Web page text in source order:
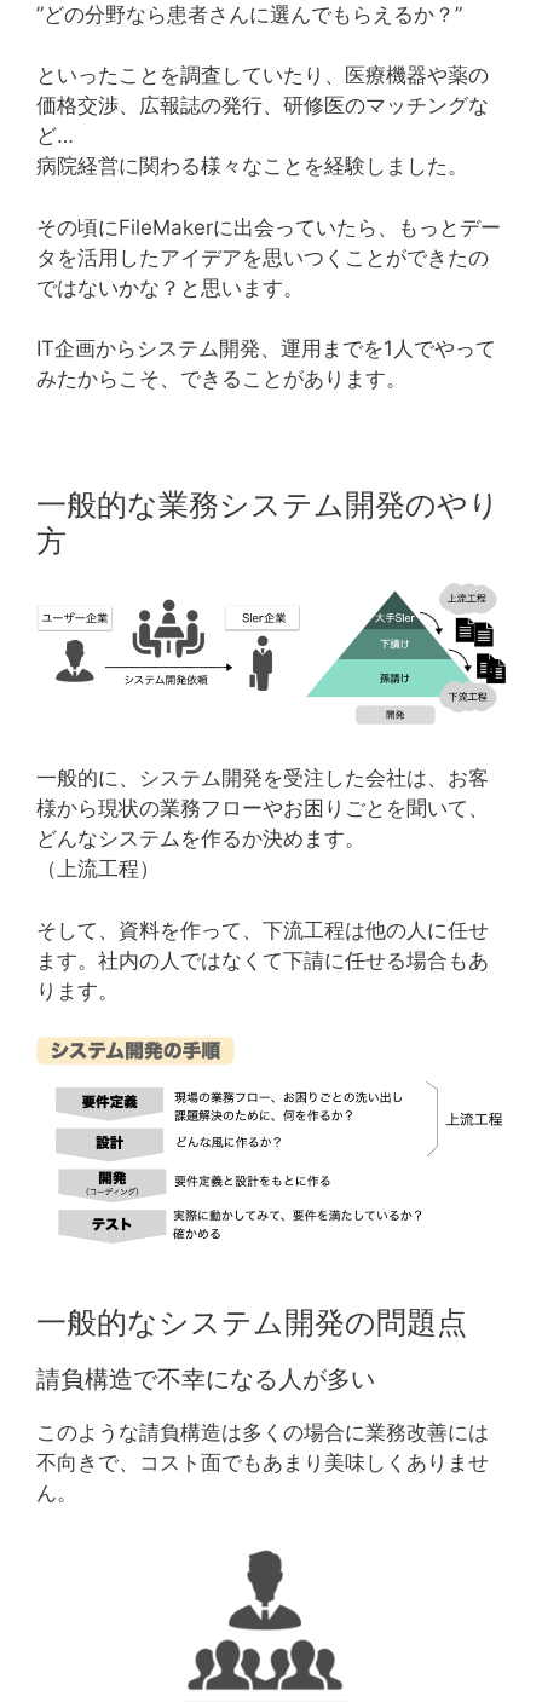
”どの分野なら患者さんに選んでもらえるか？”
といったことを調査していたり、医療機器や薬の
価格交渉、広報誌の発行、研修医のマッチングな
ど…
病院経営に関わる様々なことを経験しました。
その頃にFileMakerに出会っていたら、もっとデー
タを活用したアイデアを思いつくことができたの
ではないかな？と思います。
IT企画からシステム開発、運用までを1人でやって
みたからこそ、できることがあります。
一般的な業務システム開発のやり
方
一般的に、システム開発を受注した会社は、お客
様から現状の業務フローやお困りごとを聞いて、
どんなシステムを作るか決めます。
（上流工程）
そして、資料を作って、下流工程は他の人に任せ
ます。社内の人ではなくて下請に任せる場合もあ
ります。
一般的なシステム開発の問題点
請負構造で不幸になる人が多い
このような請負構造は多くの場合に業務改善には
不向きで、コスト面でもあまり美味しくありませ
ん。